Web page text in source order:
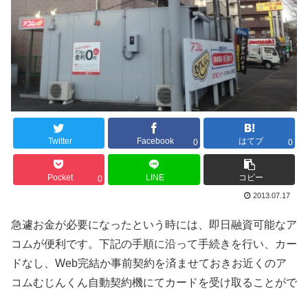
Twitter Facebook 0 はてブ 0
Pocket 0 LINE コピー
2013.07.17
急遽お金が必要になったという時には、即日融資可能なア
コムが便利です。下記の手順に沿って手続きを行い、カー
ドなし、Web完結か事前契約を済ませておきお近くのア
コムむじんくん自動契約機にてカードを受け取ることがで